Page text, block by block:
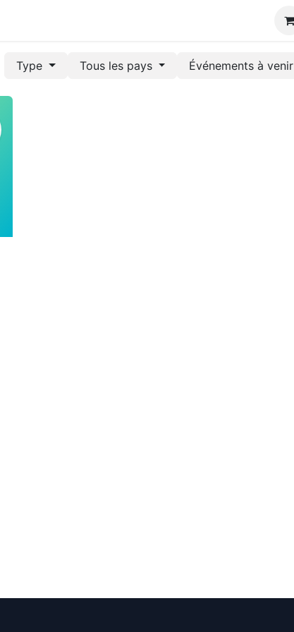
Type Tous les pays Événements à venir